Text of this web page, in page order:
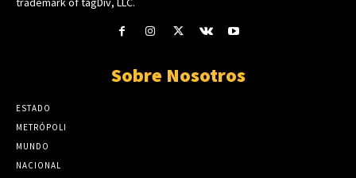
Sobre Nosotros
ESTADO
METRÓPOLI
MUNDO
NACIONAL